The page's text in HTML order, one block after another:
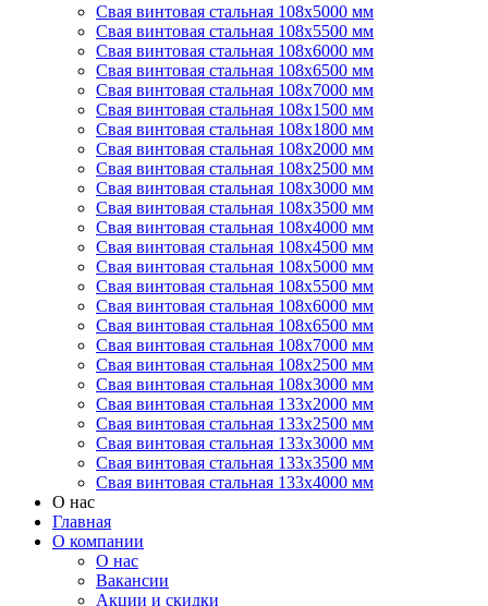
Свая винтовая стальная 108х5000 мм
Свая винтовая стальная 108х5500 мм
Свая винтовая стальная 108х6000 мм
Свая винтовая стальная 108х6500 мм
Свая винтовая стальная 108х7000 мм
Свая винтовая стальная 108х1500 мм
Свая винтовая стальная 108х1800 мм
Свая винтовая стальная 108х2000 мм
Свая винтовая стальная 108х2500 мм
Свая винтовая стальная 108х3000 мм
Свая винтовая стальная 108х3500 мм
Свая винтовая стальная 108х4000 мм
Свая винтовая стальная 108х4500 мм
Свая винтовая стальная 108х5000 мм
Свая винтовая стальная 108х5500 мм
Свая винтовая стальная 108х6000 мм
Свая винтовая стальная 108х6500 мм
Свая винтовая стальная 108х7000 мм
Свая винтовая стальная 108х2500 мм
Свая винтовая стальная 108х3000 мм
Свая винтовая стальная 133х2000 мм
Свая винтовая стальная 133х2500 мм
Свая винтовая стальная 133х3000 мм
Свая винтовая стальная 133х3500 мм
Свая винтовая стальная 133х4000 мм
О нас
Главная
О компании
О нас
Вакансии
Акции и скидки